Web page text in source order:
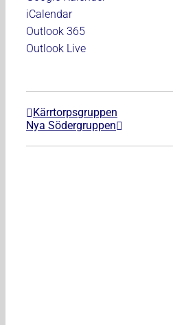
iCalendar
Outlook 365
Outlook Live
Kärrtorpsgruppen
Nya Södergruppen